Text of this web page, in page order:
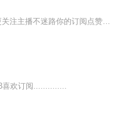
欢订阅..............